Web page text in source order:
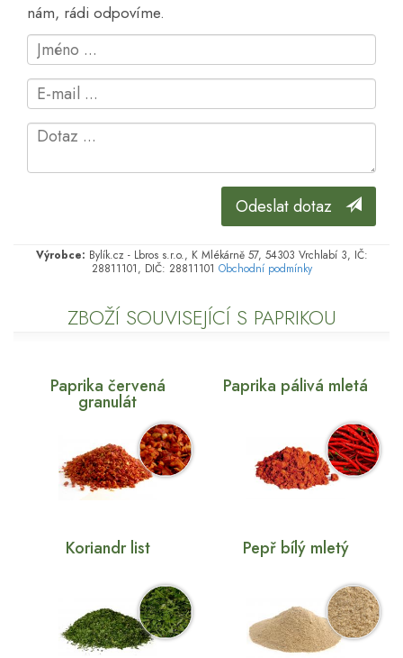
nám, rádi odpovíme.
Odeslat dotaz
Výrobce: Bylík.cz - Lbros s.r.o., K Mlékárně 57, 54303 Vrchlabí 3, IČ:
28811101, DIČ: 28811101 Obchodní podmínky
ZBOŽÍ SOUVISEJÍCÍ S PAPRIKOU
Paprika červená
granulát
Paprika pálivá mletá
Koriandr list Pepř bílý mletý